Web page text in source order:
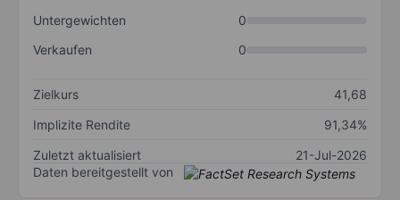
Untergewichten
0
Verkaufen
0
Zielkurs
41,68
Implizite Rendite
91,34%
Zuletzt aktualisiert
21-Jul-2026
Daten bereitgestellt von